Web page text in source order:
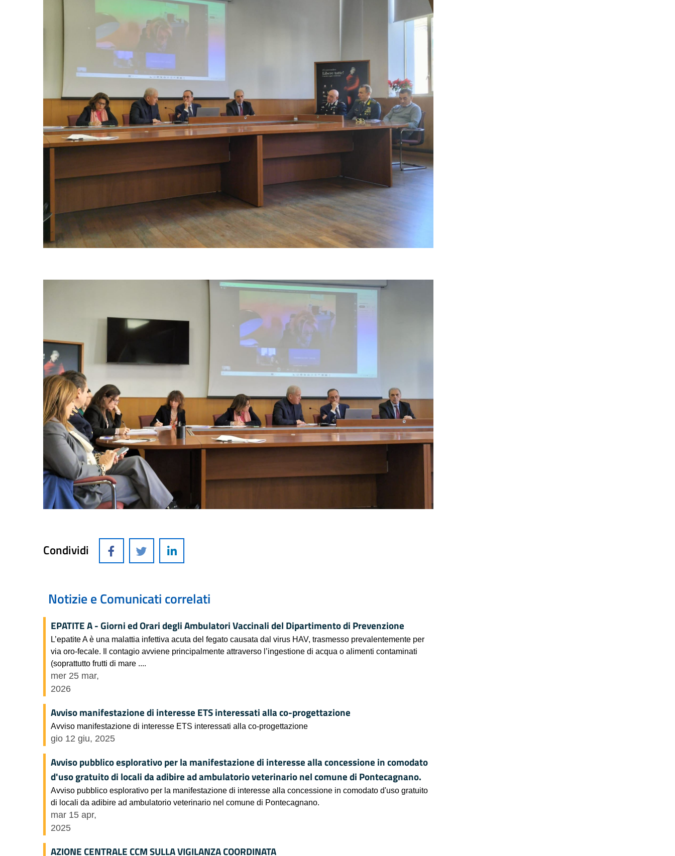
Condividi
Notizie e Comunicati correlati
EPATITE A - Giorni ed Orari degli Ambulatori Vaccinali del Dipartimento di Prevenzione
L’epatite A è una malattia infettiva acuta del fegato causata dal virus HAV, trasmesso prevalentemente per
via oro-fecale. Il contagio avviene principalmente attraverso l’ingestione di acqua o alimenti contaminati
(soprattutto frutti di mare ....
mer 25 mar,
2026
Avviso manifestazione di interesse ETS interessati alla co-progettazione
Avviso manifestazione di interesse ETS interessati alla co-progettazione
gio 12 giu, 2025
Avviso pubblico esplorativo per la manifestazione di interesse alla concessione in comodato
d'uso gratuito di locali da adibire ad ambulatorio veterinario nel comune di Pontecagnano.
Avviso pubblico esplorativo per la manifestazione di interesse alla concessione in comodato d'uso gratuito
di locali da adibire ad ambulatorio veterinario nel comune di Pontecagnano.
mar 15 apr,
2025
AZIONE CENTRALE CCM SULLA VIGILANZA COORDINATA